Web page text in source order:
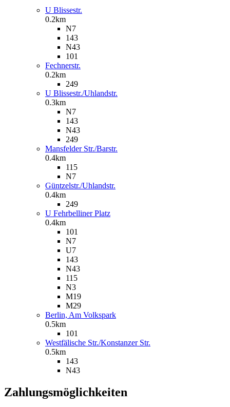
U Blissestr.
0.2km
N7
143
N43
101
Fechnerstr.
0.2km
249
U Blissestr./Uhlandstr.
0.3km
N7
143
N43
249
Mansfelder Str./Barstr.
0.4km
115
N7
Güntzelstr./Uhlandstr.
0.4km
249
U Fehrbelliner Platz
0.4km
101
N7
U7
143
N43
115
N3
M19
M29
Berlin, Am Volkspark
0.5km
101
Westfälische Str./Konstanzer Str.
0.5km
143
N43
Zahlungsmöglichkeiten